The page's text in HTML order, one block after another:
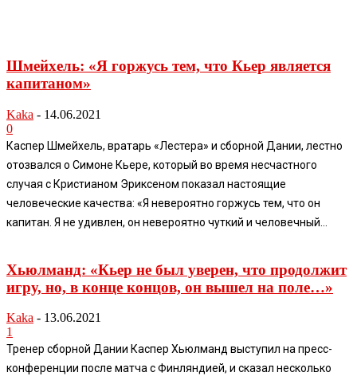
Шмейхель: «Я горжусь тем, что Кьер является
капитаном»
Kaka - 14.06.2021
0
Каспер Шмейхель, вратарь «Лестера» и сборной Дании, лестно
отозвался о Симоне Кьере, который во время несчастного
случая с Кристианом Эриксеном показал настоящие
человеческие качества: «Я невероятно горжусь тем, что он
капитан. Я не удивлен, он невероятно чуткий и человечный...
Хьюлманд: «Кьер не был уверен, что продолжит
игру, но, в конце концов, он вышел на поле…»
Kaka - 13.06.2021
1
Тренер сборной Дании Каспер Хьюлманд выступил на пресс-
конференции после матча с Финляндией, и сказал несколько